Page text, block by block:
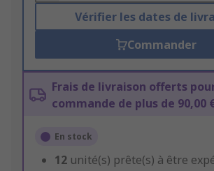
Vérifier les dates de
Commander
Frais de livraison offerts
commande de plus de 90,00
En stock
12 unité(s) prête(s) à être